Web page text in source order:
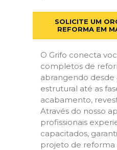
SOLICITE UM
REFORMA EM
O Grifo conecta
completos de
abrangendo desde
estrutural até as
acabamento,
Através do nosso
profissionais
capacitados,
projeto de reforma